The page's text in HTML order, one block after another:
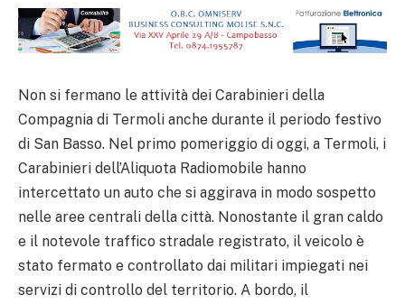
Non si fermano le attività dei Carabinieri della
Compagnia di Termoli anche durante il periodo festivo
di San Basso. Nel primo pomeriggio di oggi, a Termoli, i
Carabinieri dell’Aliquota Radiomobile hanno
intercettato un auto che si aggirava in modo sospetto
nelle aree centrali della città. Nonostante il gran caldo
e il notevole traffico stradale registrato, il veicolo è
stato fermato e controllato dai militari impiegati nei
servizi di controllo del territorio. A bordo, il